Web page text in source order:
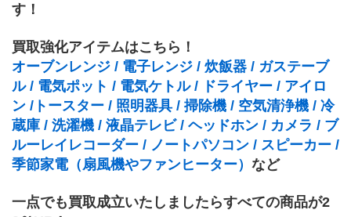
す！
買取強化アイテムはこちら！
オーブンレンジ / 電子レンジ / 炊飯器 / ガステーブ
ル / 電気ポット / 電気ケトル / ドライヤー / アイロ
ン /トースター / 照明器具 / 掃除機 / 空気清浄機 / 冷
蔵庫 / 洗濯機 / 液晶テレビ / ヘッドホン / カメラ / ブ
ルーレイレコーダー / ノートパソコン / スピーカー /
季節家電（扇風機やファンヒーター） など
一点でも買取成立いたしましたらすべての商品が2